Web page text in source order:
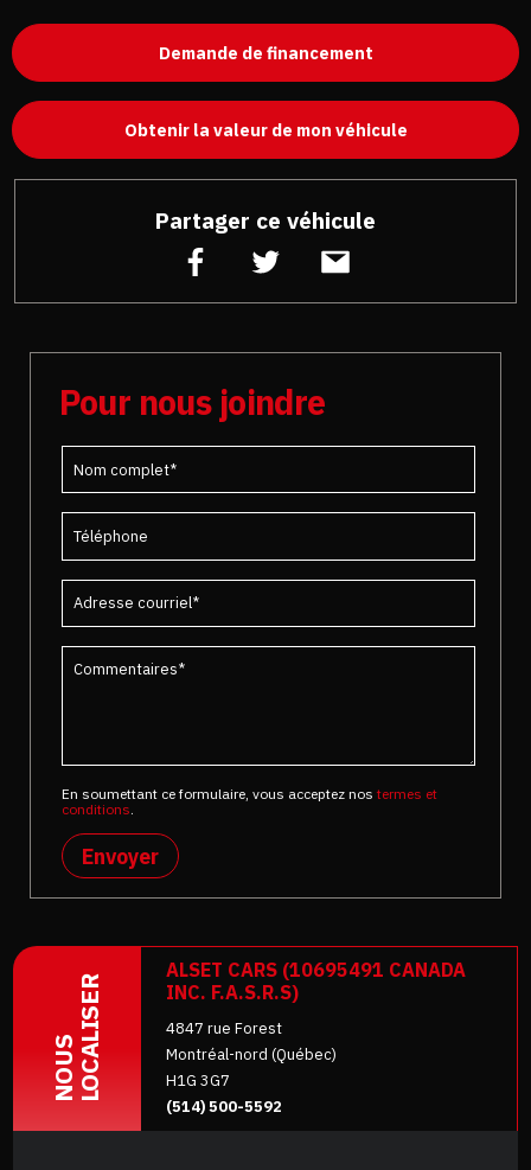
Demande de financement
Obtenir la valeur de mon véhicule
Partager ce véhicule
Pour nous joindre
En soumettant ce formulaire, vous acceptez nos termes et
conditions.
Envoyer
NOUSLOCALISER
ALSET CARS (10695491 CANADA
INC. F.A.S.R.S)
4847 rue Forest
Montréal-nord (Québec)
H1G 3G7
(514) 500-5592